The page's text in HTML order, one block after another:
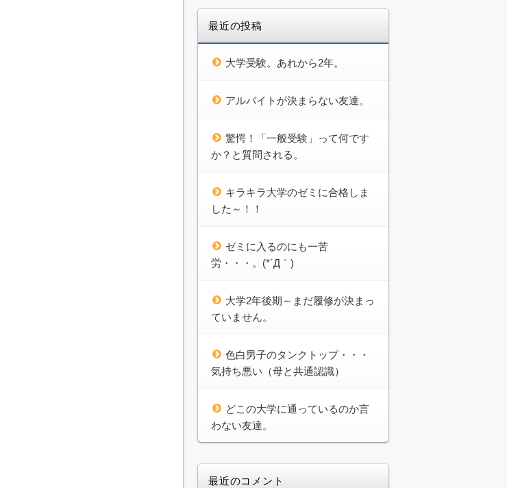
最近の投稿
大学受験。あれから2年。
アルバイトが決まらない友達。
驚愕！「一般受験」って何です
か？と質問される。
キラキラ大学のゼミに合格しま
した～！！
ゼミに入るのにも一苦
労・・・。(*´Д｀)
大学2年後期～まだ履修が決まっ
ていません。
色白男子のタンクトップ・・・
気持ち悪い（母と共通認識）
どこの大学に通っているのか言
わない友達。
最近のコメント